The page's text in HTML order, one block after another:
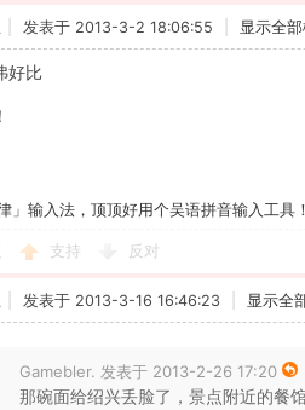
发表于 2013-3-2 18:06:55 显示全
好比
律」输入法，顶顶好用个吴语拼音输入工具！
支持 反对
发表于 2013-3-16 16:46:23 显示全
Gamebler. 发表于 2013-2-26 17:20
那碗面给绍兴丢脸了，景点附近的餐